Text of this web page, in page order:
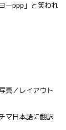
ーppp」と笑われ
真／レイアウト
マ日本語に翻訳